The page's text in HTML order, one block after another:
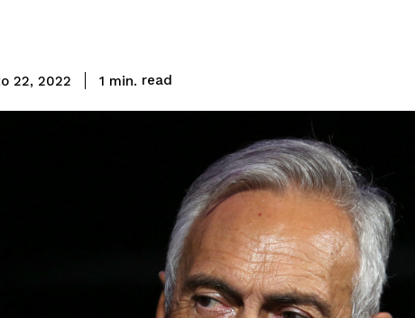
22, 2022 1 min. read